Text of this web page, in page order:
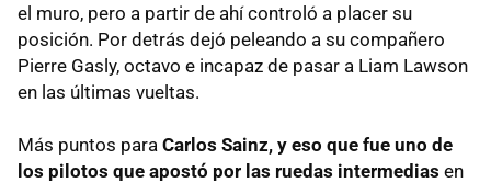
el muro, pero a partir de ahí controló a placer su
posición. Por detrás dejó peleando a su compañero
Pierre Gasly, octavo e incapaz de pasar a Liam Lawson
en las últimas vueltas.
Más puntos para Carlos Sainz, y eso que fue uno de
los pilotos que apostó por las ruedas intermedias en